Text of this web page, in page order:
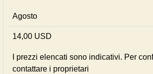
Agosto
14,00 USD
I prezzi elencati sono indicativi. Per
contattare i proprietari